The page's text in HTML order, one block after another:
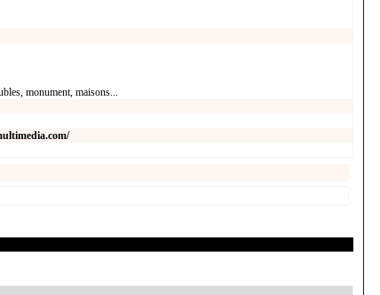
monument, maisons...